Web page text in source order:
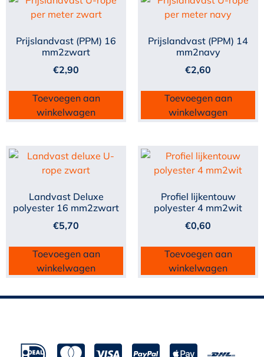
Prijslandvast (PPM) 16
mm2zwart
€2,90
Toevoegen aan
winkelwagen
Prijslandvast (PPM) 14
mm2navy
€2,60
Toevoegen aan
winkelwagen
Landvast Deluxe
polyester 16 mm2zwart
€5,70
Toevoegen aan
winkelwagen
Profiel lijkentouw
polyester 4 mm2wit
€0,60
Toevoegen aan
winkelwagen